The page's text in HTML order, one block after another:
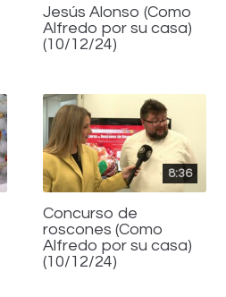
Jesús Alonso (Como
Alfredo por su casa)
(10/12/24)
8:36
Concurso de
roscones (Como
Alfredo por su casa)
(10/12/24)